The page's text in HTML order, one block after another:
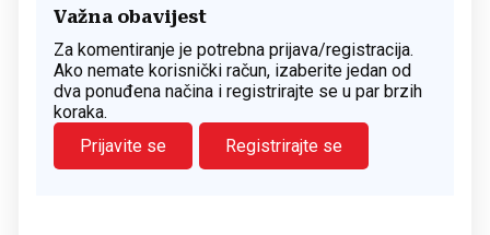
Važna obavijest
Za komentiranje je potrebna prijava/registracija.
Ako nemate korisnički račun, izaberite jedan od
dva ponuđena načina i registrirajte se u par brzih
koraka.
Prijavite se
Registrirajte se